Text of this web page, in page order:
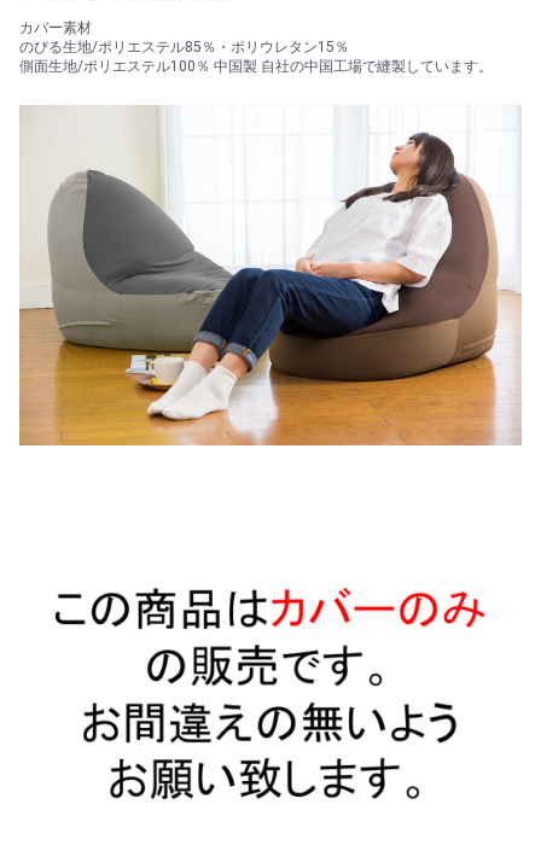
カバー素材
のびる生地/ポリエステル85％・ポリウレタン15％
側面生地/ポリエステル100％ 中国製 自社の中国工場で縫製しています。